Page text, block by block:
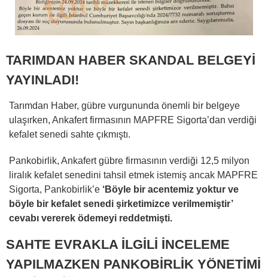
TARIMDAN HABER SKANDAL BELGEYİ
YAYINLADI!
Tarımdan Haber, gübre vurgununda önemli bir belgeye
ulaşırken, Ankafert firmasının MAPFRE Sigorta’dan verdiği
kefalet senedi sahte çıkmıştı.
Pankobirlik, Ankafert gübre firmasının verdiği 12,5 milyon
liralık kefalet senedini tahsil etmek istemiş ancak MAPFRE
Sigorta, Pankobirlik’e ‘Böyle bir acentemiz yoktur ve
böyle bir kefalet senedi şirketimizce verilmemiştir’
cevabı vererek ödemeyi reddetmişti.
SAHTE EVRAKLA İLGİLİ İNCELEME
YAPILMAZKEN PANKOBİRLİK YÖNETİMİ